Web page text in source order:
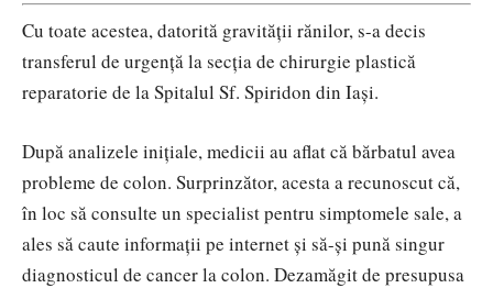
Cu toate acestea, datorită gravității rănilor, s-a decis
transferul de urgență la secția de chirurgie plastică
reparatorie de la Spitalul Sf. Spiridon din Iași.
După analizele inițiale, medicii au aflat că bărbatul avea
probleme de colon. Surprinzător, acesta a recunoscut că,
în loc să consulte un specialist pentru simptomele sale, a
ales să caute informații pe internet și să-și pună singur
diagnosticul de cancer la colon. Dezamăgit de presupusa